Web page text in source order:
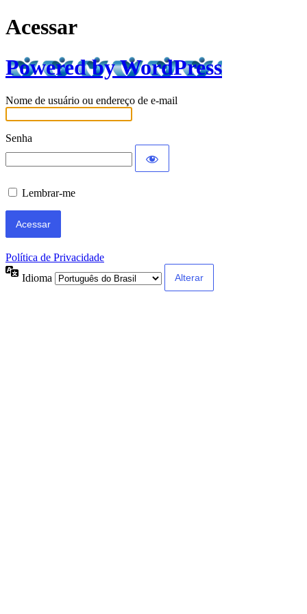
Acessar
Powered by WordPress
Nome de usuário ou endereço de e-mail
Senha
Lembrar-me
Política de Privacidade
Idioma